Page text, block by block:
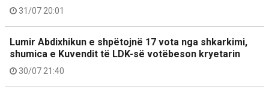
31/07 20:01
Lumir Abdixhikun e shpëtojnë 17 vota nga shkarkimi,
shumica e Kuvendit të LDK-së votëbeson kryetarin
30/07 21:40